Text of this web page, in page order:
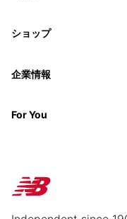
ショップ
企業情報
For You